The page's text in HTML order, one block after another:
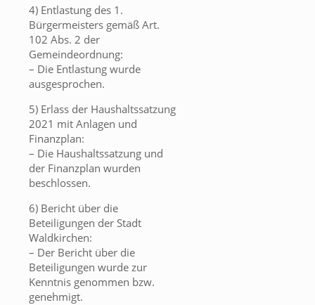
4) Entlastung des 1.
Bürgermeisters gemäß Art.
102 Abs. 2 der
Gemeindeordnung:
– Die Entlastung wurde
ausgesprochen.
5) Erlass der Haushaltssatzung
2021 mit Anlagen und
Finanzplan:
– Die Haushaltssatzung und
der Finanzplan wurden
beschlossen.
6) Bericht über die
Beteiligungen der Stadt
Waldkirchen:
– Der Bericht über die
Beteiligungen wurde zur
Kenntnis genommen bzw.
genehmigt.